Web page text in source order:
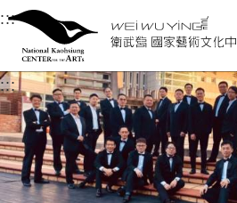
衛武營國家藝術文化中
中央內容區塊，為本頁主要內容區。
:::選單連結區塊，此區塊列有本
衛武營國家藝術文
:::中央內容區塊，為本頁主要內